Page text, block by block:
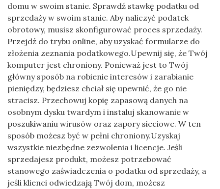
domu w swoim stanie. Sprawdź stawkę podatku od
sprzedaży w swoim stanie. Aby naliczyć podatek
obrotowy, musisz skonfigurować proces sprzedaży.
Przejdź do trybu online, aby uzyskać formularze do
złożenia zeznania podatkowego.Upewnij się, że Twój
komputer jest chroniony. Ponieważ jest to Twój
główny sposób na robienie interesów i zarabianie
pieniędzy, będziesz chciał się upewnić, że go nie
stracisz. Przechowuj kopię zapasową danych na
osobnym dysku twardym i instaluj skanowanie w
poszukiwaniu wirusów oraz zapory sieciowe. W ten
sposób możesz być w pełni chroniony.Uzyskaj
wszystkie niezbędne zezwolenia i licencje. Jeśli
sprzedajesz produkt, możesz potrzebować
stanowego zaświadczenia o podatku od sprzedaży, a
jeśli klienci odwiedzają Twój dom, możesz